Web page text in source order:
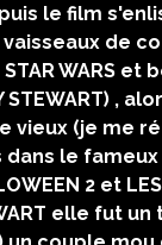
le film
de
WARS
vieux (je me
le fameux
2 et
elle fut